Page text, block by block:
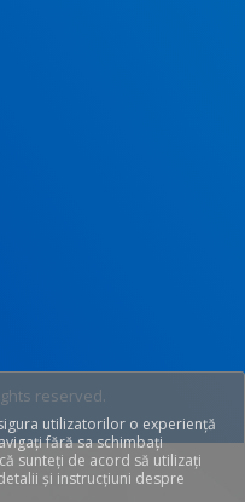
reserved.
utilizatorilor o experiență
fără sa schimbați
sunteți de acord să utilizați
și instrucțiuni despre